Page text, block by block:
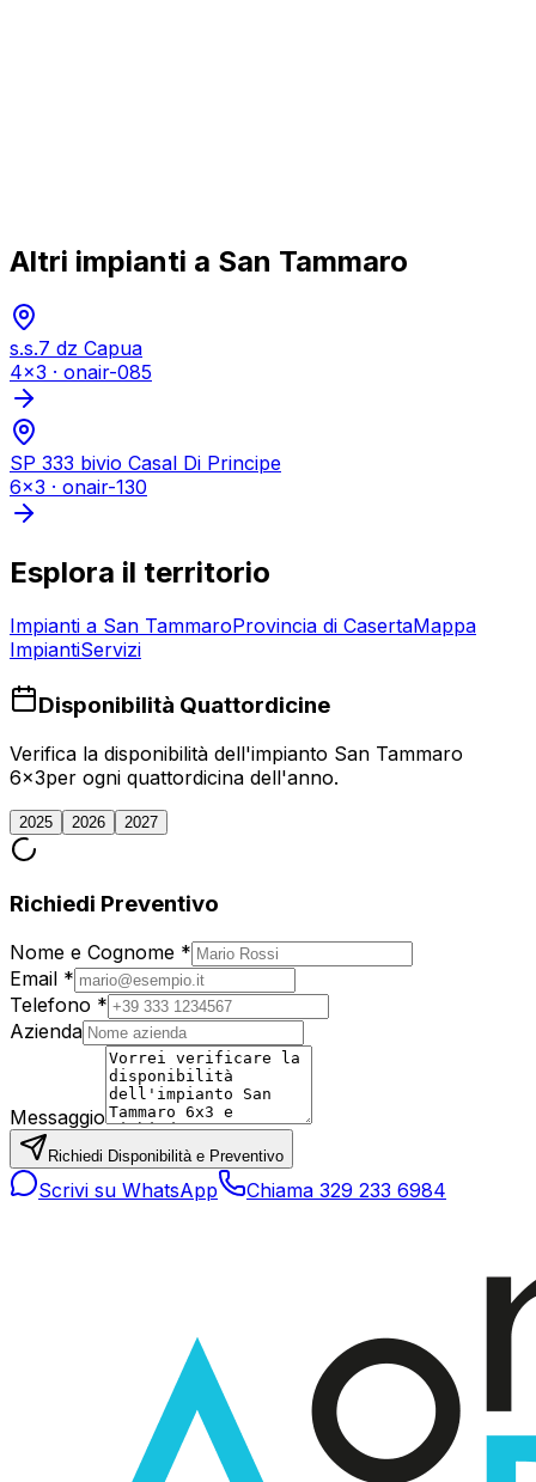
Altri impianti a San Tammaro
s.s.7 dz Capua
4x3 · onair-085
SP 333 bivio Casal Di Principe
6x3 · onair-130
Esplora il territorio
Impianti a San TammaroProvincia di CasertaMappa
ImpiantiServizi
Disponibilità Quattordicine
Verifica la disponibilità dell'impianto San Tammaro
6x3per ogni quattordicina dell'anno.
2025 2026 2027
Richiedi Preventivo
Nome e Cognome *
Email *
Telefono *
Azienda
Messaggio
Richiedi Disponibilità e Preventivo
Scrivi su WhatsApp Chiama 329 233 6984